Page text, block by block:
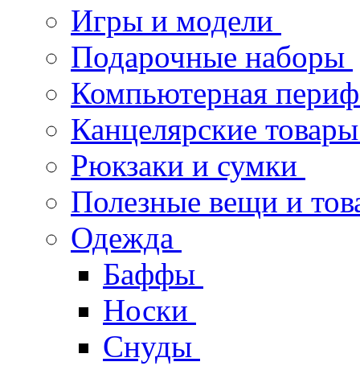
Игры и модели
Подарочные наборы
Компьютерная
Канцелярские
Рюкзаки и сумки
Полезные вещи и
Одежда
Баффы
Носки
Снуды